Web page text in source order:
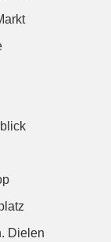
Dielen